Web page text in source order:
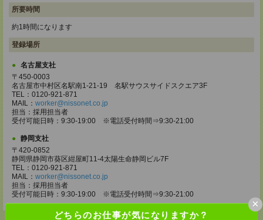
どちらのお仕事が気になりますか？
×
所要時間
約1時間になります
登録場所
名古屋支社
〒450-0003
名古屋市中村区名駅南1-21-19 名駅サウスサイドスクエア3F
TEL：0120-921-871
MAIL： worker@nissonet.co.jp
担当：採用担当者
受付可能日時：9:30-19:00 ※電話受付時間⇒9:30-21:00
静岡支社
〒420-0852
静岡県静岡市葵区紺屋町11-4太陽生命静岡ビル7F
TEL：0120-921-871
MAIL： worker@nissonet.co.jp
担当：採用担当者
受付可能日時：9:30-19:00 ※電話受付時間⇒9:30-21:00